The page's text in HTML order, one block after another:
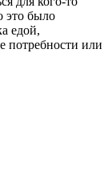
это было
едой,
потребности или